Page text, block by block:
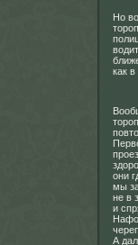
Но
как
они
мы
не в
и
А